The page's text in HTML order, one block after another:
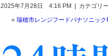
2025年7月28日 4:16 PM | カテゴリー
« 瑞穂市レンジフードパナソニッ